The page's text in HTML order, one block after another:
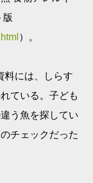
版
）。
料には、しらす
ている。子ども
う魚を探してい
チェックだった